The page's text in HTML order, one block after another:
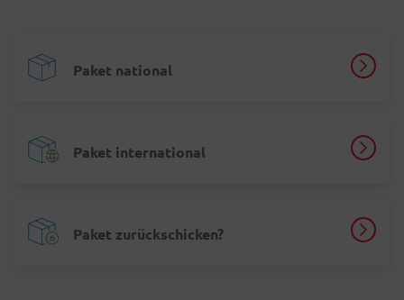
Paket national
Paket international
Paket zurückschicken?